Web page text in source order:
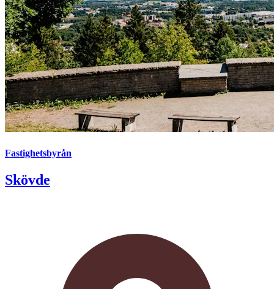
Fastighetsbyrån
Skövde